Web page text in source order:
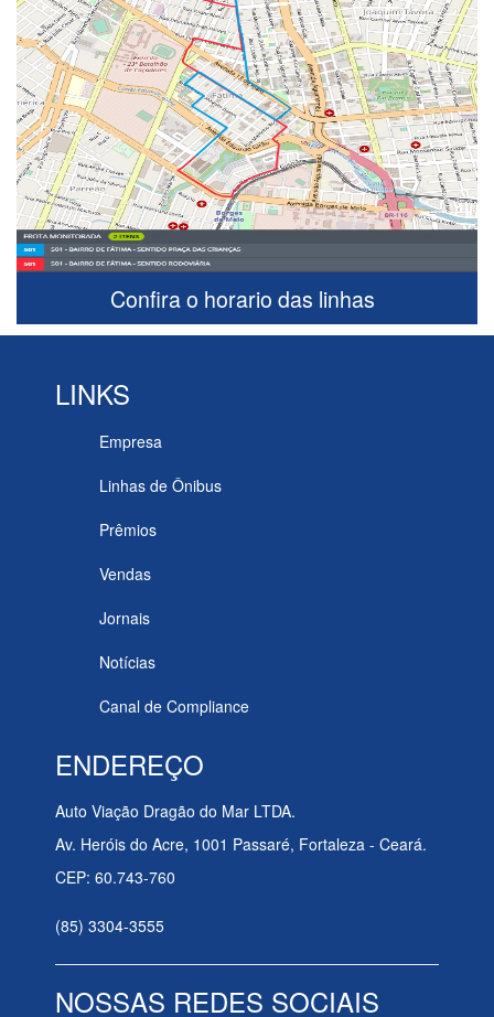
Confira o horario das linhas
LINKS
Empresa
Linhas de Ônibus
Prêmios
Vendas
Jornais
Notícias
Canal de Compliance
ENDEREÇO
Auto Viação Dragão do Mar LTDA.
Av. Heróis do Acre, 1001 Passaré, Fortaleza - Ceará.
CEP: 60.743-760
(85) 3304-3555
NOSSAS REDES SOCIAIS